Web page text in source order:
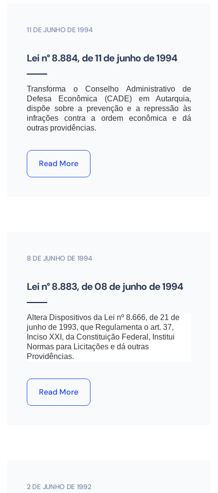
11 DE JUNHO DE 1994
Lei n° 8.884, de 11 de junho de 1994
Transforma o Conselho Administrativo de
Defesa Econômica (CADE) em Autarquia,
dispõe sobre a prevenção e a repressão às
infrações contra a ordem econômica e dá
outras providências.
Read More
8 DE JUNHO DE 1994
Lei n° 8.883, de 08 de junho de 1994
Altera Dispositivos da Lei nº 8.666, de 21 de
junho de 1993, que Regulamenta o art. 37,
Inciso XXI, da Constituição Federal, Institui
Normas para Licitações e dá outras
Providências.
Read More
2 DE JUNHO DE 1992